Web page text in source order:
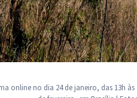
online no dia 24 de janeiro, das 13h